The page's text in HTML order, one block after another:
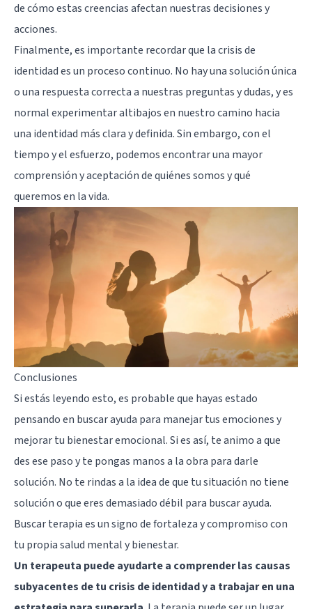
de cómo estas creencias afectan nuestras decisiones y
acciones.
Finalmente, es importante recordar que la crisis de
identidad es un proceso continuo. No hay una solución única
o una respuesta correcta a nuestras preguntas y dudas, y es
normal experimentar altibajos en nuestro camino hacia
una identidad más clara y definida. Sin embargo, con el
tiempo y el esfuerzo, podemos encontrar una mayor
comprensión y aceptación de quiénes somos y qué
queremos en la vida.
Conclusiones
Si estás leyendo esto, es probable que hayas estado
pensando en buscar ayuda para manejar tus emociones y
mejorar tu bienestar emocional. Si es así, te animo a que
des ese paso y te pongas manos a la obra para darle
solución. No te rindas a la idea de que tu situación no tiene
solución o que eres demasiado débil para buscar ayuda.
Buscar terapia es un signo de fortaleza y compromiso con
tu propia salud mental y bienestar.
Un terapeuta puede ayudarte a comprender las causas
subyacentes de tu crisis de identidad y a trabajar en una